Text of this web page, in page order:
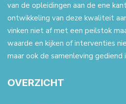
van de opleidingen aan de ene
ontwikkeling van deze kwaliteit
vinken niet af met een peilstok
waarde en kijken of interventies
maar ook de samenleving gediend
OVERZICHT